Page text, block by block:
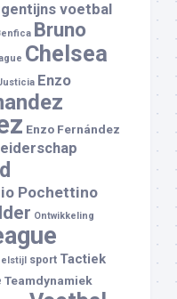
voetbal
Bruno
Chelsea
Enzo
Enzo Fernández
Pochettino
Ontwikkeling
sport Tactiek
Teamdynamiek